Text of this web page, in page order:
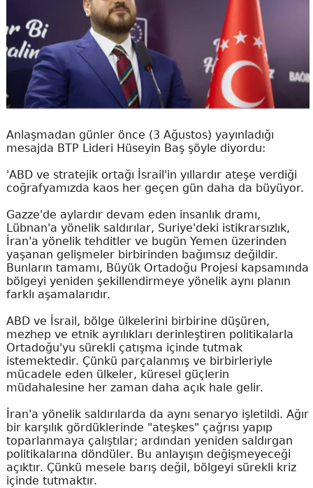
Anlaşmadan günler önce (3 Ağustos) yayınladığı
mesajda BTP Lideri Hüseyin Baş şöyle diyordu:
'ABD ve stratejik ortağı İsrail'in yıllardır ateşe verdiği
coğrafyamızda kaos her geçen gün daha da büyüyor.
Gazze'de aylardır devam eden insanlık dramı,
Lübnan'a yönelik saldırılar, Suriye'deki istikrarsızlık,
İran'a yönelik tehditler ve bugün Yemen üzerinden
yaşanan gelişmeler birbirinden bağımsız değildir.
Bunların tamamı, Büyük Ortadoğu Projesi kapsamında
bölgeyi yeniden şekillendirmeye yönelik aynı planın
farklı aşamalarıdır.
ABD ve İsrail, bölge ülkelerini birbirine düşüren,
mezhep ve etnik ayrılıkları derinleştiren politikalarla
Ortadoğu'yu sürekli çatışma içinde tutmak
istemektedir. Çünkü parçalanmış ve birbirleriyle
mücadele eden ülkeler, küresel güçlerin
müdahalesine her zaman daha açık hale gelir.
İran'a yönelik saldırılarda da aynı senaryo işletildi. Ağır
bir karşılık gördüklerinde "ateşkes" çağrısı yapıp
toparlanmaya çalıştılar; ardından yeniden saldırgan
politikalarına döndüler. Bu anlayışın değişmeyeceği
açıktır. Çünkü mesele barış değil, bölgeyi sürekli kriz
içinde tutmaktır.